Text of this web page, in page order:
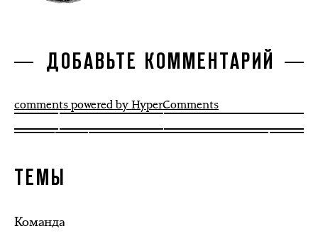
ДОБАВЬТЕ КОММЕНТАРИЙ
comments powered by HyperComments
ТЕМЫ
Команда